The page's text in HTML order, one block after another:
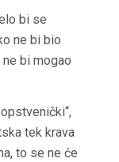
bi se
ne bi bio
bi mogao
tek krava
to se ne će